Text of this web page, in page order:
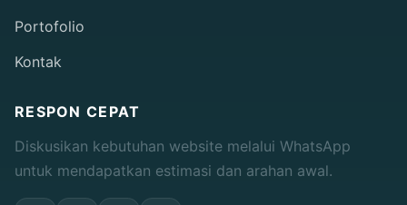
Portofolio
Kontak
RESPON CEPAT
Diskusikan kebutuhan website melalui WhatsApp
untuk mendapatkan estimasi dan arahan awal.